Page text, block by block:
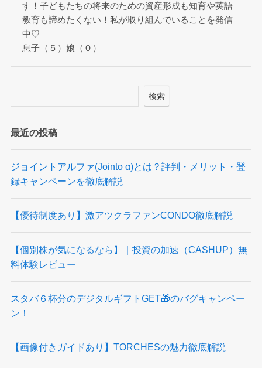
す！子どもたちの将来のための資産形成も知育や英語
教育も諦めたくない！私が取り組んでいることを発信
中♡
息子（５）娘（０）
検索
最近の投稿
ジョイントアルファ(Jointo α)とは？評判・メリット・登
録キャンペーンを徹底解説
【優待制度あり】激アツクラファンCONDO徹底解説
【個別株が気になるなら】｜投資の加速（CASHUP）無
料体験レビュー
スタバ６杯分のデジタルギフトGET🎁のバグキャンペー
ン！
【画像付きガイドあり】TORCHESの魅力徹底解説